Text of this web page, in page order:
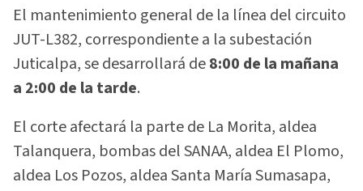
El mantenimiento general de la línea del circuito
JUT-L382, correspondiente a la subestación
Juticalpa, se desarrollará de8:00 de la mañana
a 2:00 de la tarde.
El corte afectará la parte de La Morita, aldea
Talanquera, bombas del SANAA, aldea El Plomo,
aldea Los Pozos, aldea Santa María Sumasapa,